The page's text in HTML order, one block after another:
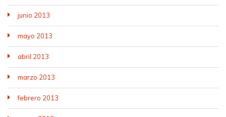
junio 2013
mayo 2013
abril 2013
marzo 2013
febrero 2013